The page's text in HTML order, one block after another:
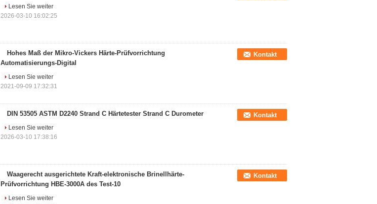
Lesen Sie weiter
2026-03-10 16:02:25
Hohes Maß der Mikro-Vickers Härte-Prüfvorrichtung
Automatisierungs-Digital
Kontakt
Lesen Sie weiter
2021-09-09 17:32:31
DIN 53505 ASTM D2240 Strand C Härtetester Strand C Durometer Kontakt
Lesen Sie weiter
2026-03-10 17:38:16
Waagerecht ausgerichtete Kraft-elektronische Brinellhärte-
Prüfvorrichtung HBE-3000A des Test-10
Kontakt
Lesen Sie weiter